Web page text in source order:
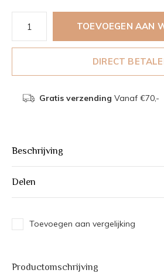
TOEVOEGEN AAN
DIRECT
Gratis verzending Vanaf €70,-
Beschrijving
Delen
Toevoegen aan vergelijking
Productomschrijving